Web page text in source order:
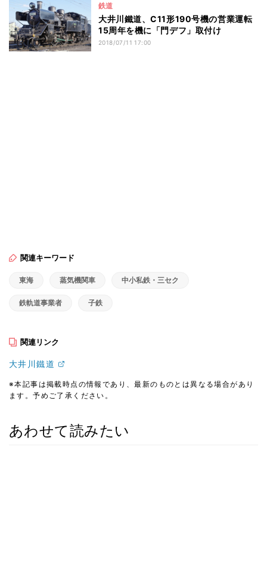
鉄道
大井川鐵道、C11形190号機の営業運転
15周年を機に「門デフ」取付け
2018/07/11 17:00
関連キーワード
東海 蒸気機関車 中小私鉄・三セク
鉄軌道事業者 子鉄
関連リンク
大井川鐵道
※本記事は掲載時点の情報であり、最新のものとは異なる場合があり
ます。予めご了承ください。
あわせて読みたい